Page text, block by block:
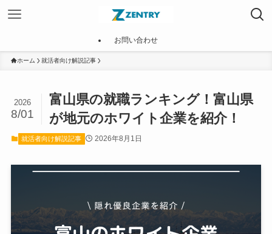
お問い合わせ
ホーム 就活者向け解説記事
富山県の就職ランキング！富山県
が地元のホワイト企業を紹介！
2026
8/01
就活者向け解説記事 2026年8月1日